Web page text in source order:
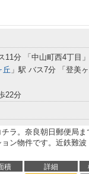
11分 「中山町西4丁目
丘 」駅 バス7分 「登美
22分
ラ。奈良朝日郵便局ま
ン物件です。近鉄難波
積 詳細